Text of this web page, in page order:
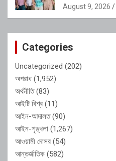
August 9, 2026
Categories
Uncategorized (202)
অপরাধ (1,952)
অর্থনীতি(83)
আইটি বিশ্ব (11)
আইন-আদালত(90)
আইন-শৃঙ্খলা (1,267)
আওয়ামী দোসর (54)
আন্তর্জাতিক (582)